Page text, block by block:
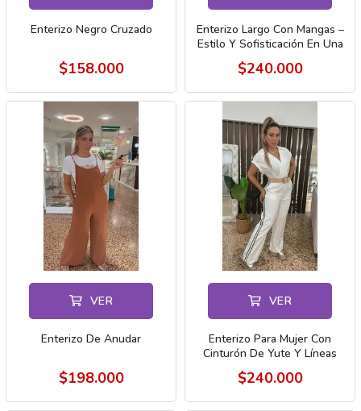
Enterizo Negro Cruzado
$158.000
Enterizo Largo Con Mangas –
Estilo Y Sofisticación En Una
$240.000
VER
Enterizo De Anudar
$198.000
VER
Enterizo Para Mujer Con
Cinturón De Yute Y Líneas
$240.000